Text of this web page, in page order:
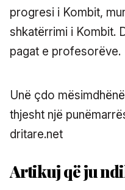
progresi i Kombit,
shkatërrimi i Kombit.
pagat e profesorëve.
Unë çdo
thjesht një
dritare.net